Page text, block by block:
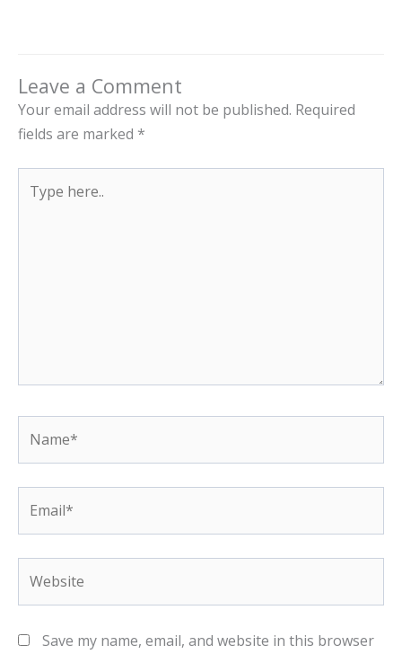
Leave a Comment
Your email address will not be published. Required
fields are marked *
here..
Save my name, email, and website in this browser